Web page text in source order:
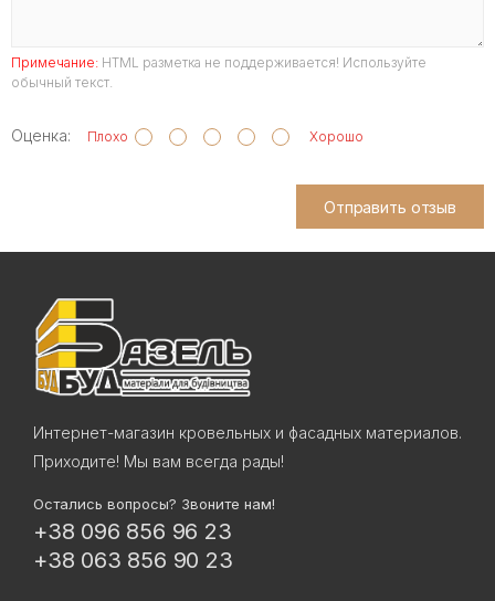
Примечание: HTML разметка не поддерживается! Используйте
обычный текст.
Оценка: Плохо Хорошо
Отправить отзыв
Интернет-магазин кровельных и фасадных материалов.
Приходите! Мы вам всегда рады!
Остались вопросы? Звоните нам!
+38 096 856 96 23
+38 063 856 90 23